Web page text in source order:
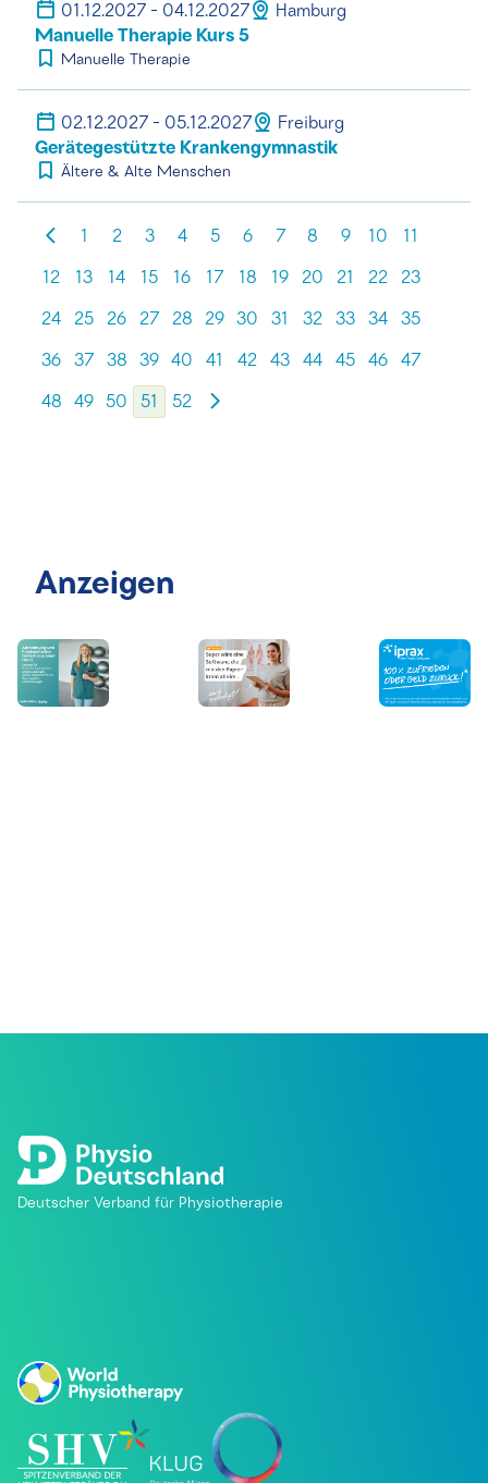
01.12.2027 - 04.12.2027 Hamburg
Manuelle Therapie Kurs 5
Manuelle Therapie
02.12.2027 - 05.12.2027 Freiburg
Gerätegestützte Krankengymnastik
Ältere & Alte Menschen
1 2 3 4 5 6 7 8 9 10 11
12 13 14 15 16 17 18 19 20 21 22 23
24 25 26 27 28 29 30 31 32 33 34 35
36 37 38 39 40 41 42 43 44 45 46 47
48 49 50 51 52
Anzeigen
Deutscher Verband für Physiotherapie